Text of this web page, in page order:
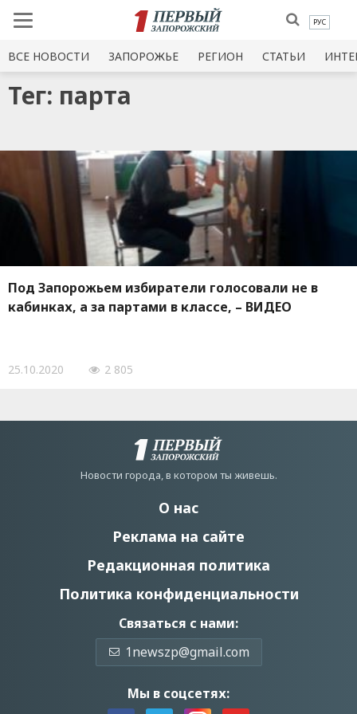
РУС
ВСЕ НОВОСТИ ЗАПОРОЖЬЕ РЕГИОН СТАТЬИ
Тег: парта
Под Запорожьем избиратели голосовали не в
кабинках, а за партами в классе, – ВИДЕО
25.10.2020 2 805
Новости города, в котором ты живешь.
О нас
Реклама на сайте
Редакционная политика
Политика конфиденциальности
Связаться с нами:
1newszp@gmail.com
Мы в соцсетях: